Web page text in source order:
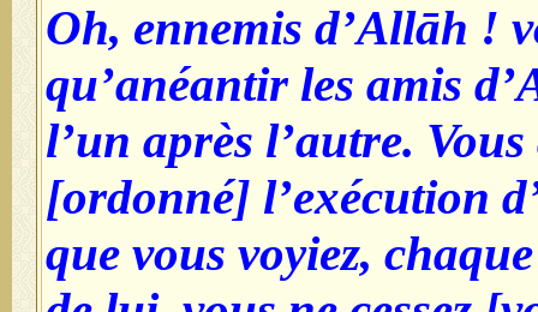
Oh, ennemis d’Allāh !
qu’anéantir les amis
l’un après l’autre. Vous
[ordonné] l’exécution
que vous voyiez,